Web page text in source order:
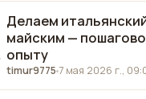
Делаем
майским —
опыту
timur9775 7 мая 2026 г.,